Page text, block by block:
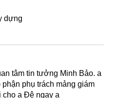
dựng
tâm tin tưởng Minh Bảo. a
phụ trách mảng giám
cho a Đệ ngay a